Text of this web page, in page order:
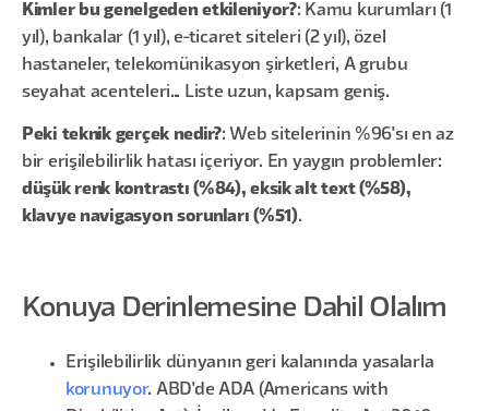
Kimler bu genelgeden etkileniyor?: Kamu kurumları (1
yıl), bankalar (1 yıl), e-ticaret siteleri (2 yıl), özel
hastaneler, telekomünikasyon şirketleri, A grubu
seyahat acenteleri... Liste uzun, kapsam geniş.
Peki teknik gerçek nedir?: Web sitelerinin %96'sı en az
bir erişilebilirlik hatası içeriyor. En yaygın problemler:
düşük renk kontrastı (%84), eksik alt text (%58),
klavye navigasyon sorunları (%51).
Konuya Derinlemesine Dahil Olalım
Erişilebilirlik dünyanın geri kalanında yasalarla
korunuyor. ABD'de ADA (Americans with